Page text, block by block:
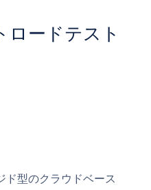
ードテスト
ド型のクラウドベース